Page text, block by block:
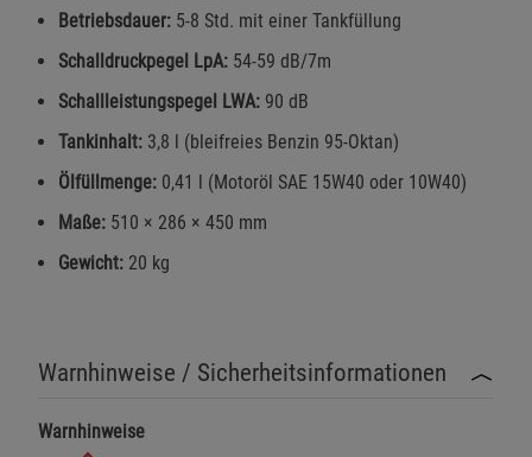
Betriebsdauer: 5-8 Std. mit einer Tankfüllung
Schalldruckpegel LpA: 54-59 dB/7m
Schallleistungspegel LWA: 90 dB
Tankinhalt: 3,8 l (bleifreies Benzin 95-Oktan)
Ölfüllmenge: 0,41 l (Motoröl SAE 15W40 oder 10W40)
Maße: 510 × 286 × 450 mm
Gewicht: 20 kg
Warnhinweise / Sicherheitsinformationen
Warnhinweise